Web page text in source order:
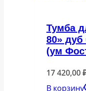
Тумба
80»
(ум
17 420,00
В корзину